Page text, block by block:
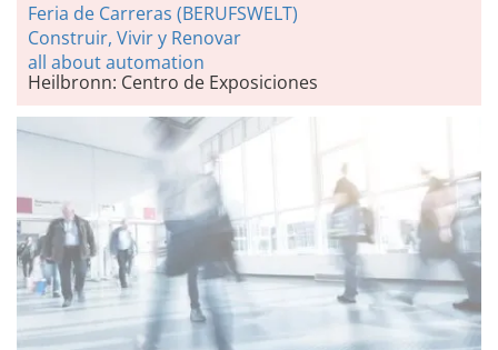
Feria de Carreras (BERUFSWELT)
Construir, Vivir y Renovar
all about automation
Heilbronn: Centro de Exposiciones